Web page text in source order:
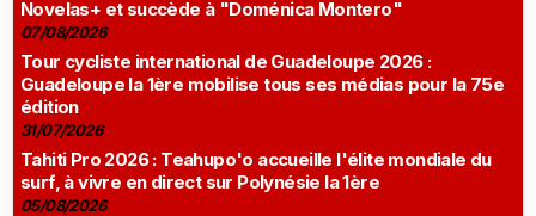
Novelas+ et succède à "Doménica Montero"
07/08/2026
Tour cycliste international de Guadeloupe 2026 :
Guadeloupe la 1ère mobilise tous ses médias pour la 75e
édition
31/07/2026
Tahiti Pro 2026 : Teahupo'o accueille l'élite mondiale du
surf, à vivre en direct sur Polynésie la 1ère
05/08/2026